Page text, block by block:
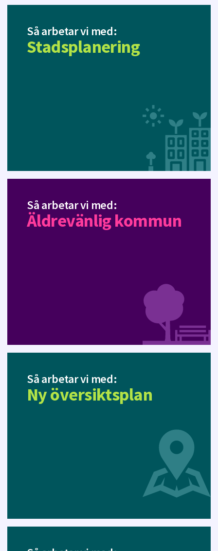
Så arbetar vi med:
Stadsplanering
Så arbetar vi med:
Äldrevänlig kommun
Så arbetar vi med:
Ny översiktsplan